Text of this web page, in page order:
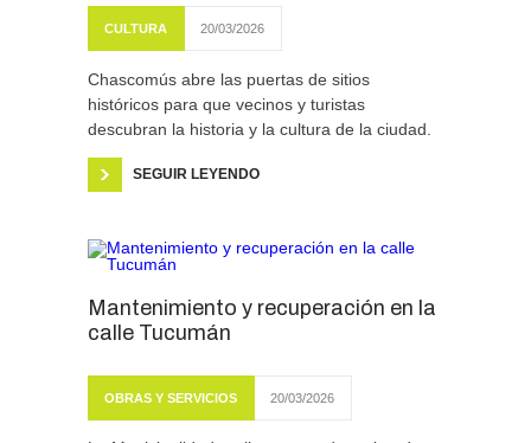
CULTURA 20/03/2026
Chascomús abre las puertas de sitios
históricos para que vecinos y turistas
descubran la historia y la cultura de la ciudad.
SEGUIR LEYENDO
Mantenimiento y recuperación en la
calle Tucumán
OBRAS Y SERVICIOS 20/03/2026